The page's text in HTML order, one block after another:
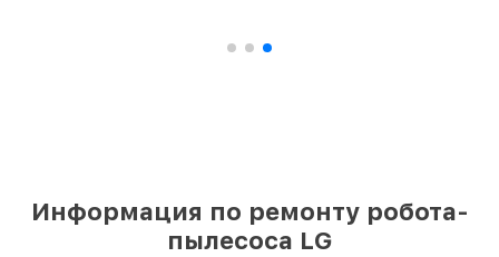
Информация по ремонту робота-
пылесоса LG